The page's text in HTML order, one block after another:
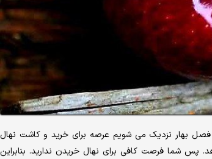
بهار نزدیک می شویم عرصه برای خرید و کاشت نهال
پس شما فرصت کافی برای نهال خریدن ندارید. بنابراین